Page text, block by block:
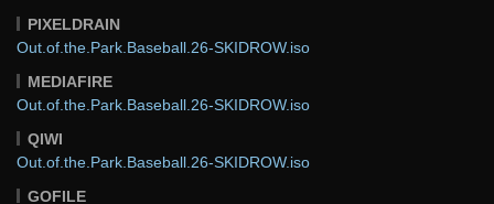
PIXELDRAIN
Out.of.the.Park.Baseball.26-SKIDROW.iso
MEDIAFIRE
Out.of.the.Park.Baseball.26-SKIDROW.iso
QIWI
Out.of.the.Park.Baseball.26-SKIDROW.iso
GOFILE